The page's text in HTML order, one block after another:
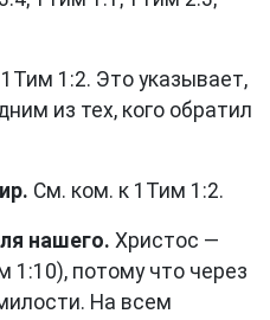
1Тим 1:2. Это указывает,
из тех, кого обратил
См. ком. к 1Тим 1:2.
нашего. Христос —
1:10), потому что через
На всем